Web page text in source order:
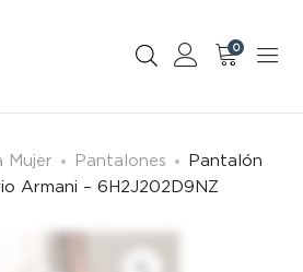
0
Mujer Pantalones
Pantalón
Armani – 6H2J202D9NZ